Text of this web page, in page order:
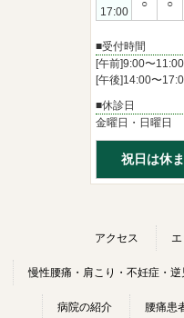
17:00
○ ○
■受付時間
[午前]9:00〜11:00
[午後]14:00〜
■休診日
金曜日・日曜日
祝日は休
アクセス エ
慢性腰痛・肩こり・不妊症・
病院の紹介 腰痛患